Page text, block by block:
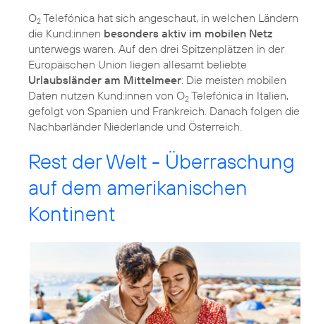
O2 Telefónica hat sich angeschaut, in welchen Ländern
die Kund:innen besonders aktiv im mobilen Netz
unterwegs waren. Auf den drei Spitzenplätzen in der
Europäischen Union liegen allesamt beliebte
Urlaubsländer am Mittelmeer: Die meisten mobilen
Daten nutzen Kund:innen von O2 Telefónica in Italien,
gefolgt von Spanien und Frankreich. Danach folgen die
Nachbarländer Niederlande und Österreich.
Rest der Welt - Überraschung
auf dem amerikanischen
Kontinent